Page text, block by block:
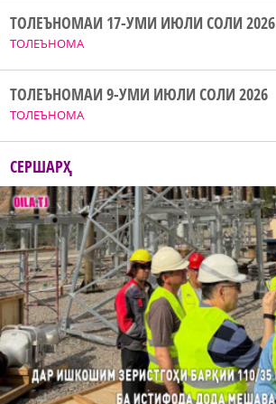
ТОЛЕЪНОМА
ТОЛЕЪНОМАИ 17-УМИ ИЮЛИ СОЛИ 2026
ТОЛЕЪНОМА
ТОЛЕЪНОМАИ 9-УМИ ИЮЛИ СОЛИ 2026
СЕРШАРҲ